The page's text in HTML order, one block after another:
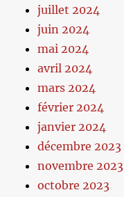
juillet 2024
juin 2024
mai 2024
avril 2024
mars 2024
février 2024
janvier 2024
décembre 2023
novembre 2023
octobre 2023